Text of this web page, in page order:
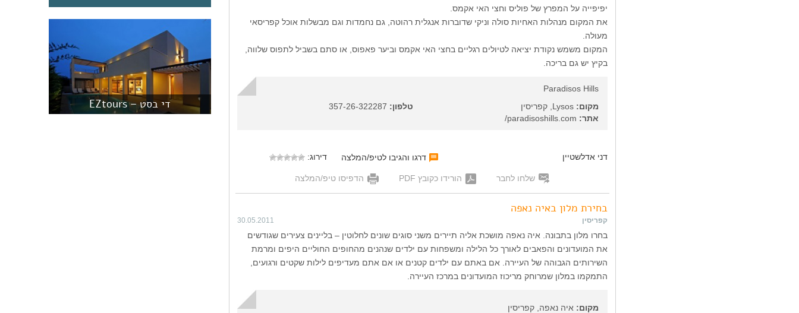
יפיפייה על המפרץ של פוליס וחצי האי אקמס.
את המקום מנהלות האחיות סולה וניקי שדוברות אנגלית רהוטה, גם נחמדות וגם מבשלות אוכל קפריסאי
מעולה.
המקום משמש נקודת יציאה לטיולים רגליים בחצי האי אקמס וביער פאפוס, או סתם בשביל לתפוס שלווה,
בקיץ יש גם בריכה.
Paradisos Hills
מקום:
טלפון:
אתר:
דני אדלשטיין דרגו והגיבו לטיפ/המלצה דירוג:
שלחו לחבר הורידו כקובץ PDF הדפיסו טיפ/המלצה
בחירת מלון באיה נאפה
קפריסין 30.05.2011
בחרו מלון בתבונה. איה נאפה מושכת אליה תיירים משני סוגים שונים לחלוטין – בליינים צעירים שגודשים
את המועדונים והפאבים לאורך כל הלילה ומשפחות עם ילדים שנהנים מהחופים החוליים היפים ומרמת
השירותים הגבוהה של העיירה. אם באתם עם ילדים קטנים או אם אתם מעדיפים לילות שקטים ורגועים,
התמקמו במלון שמרוחק מריכוז המועדונים במרכז העיירה.
מקום: איה נאפה, קפריסין
די בסט – EZtours